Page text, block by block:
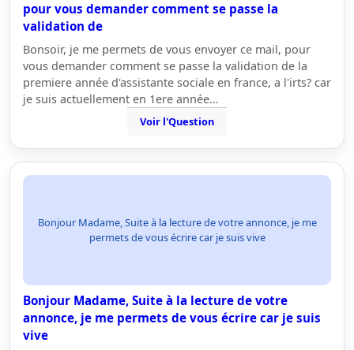
pour vous demander comment se passe la
validation de
Bonsoir, je me permets de vous envoyer ce mail, pour
vous demander comment se passe la validation de la
premiere année d'assistante sociale en france, a l'irts? car
je suis actuellement en 1ere année…
Voir l'Question
Bonjour Madame, Suite à la lecture de votre annonce, je me
permets de vous écrire car je suis vive
Bonjour Madame, Suite à la lecture de votre
annonce, je me permets de vous écrire car je suis
vive